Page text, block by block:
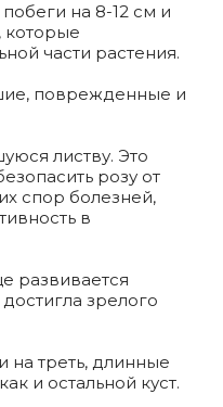
на 8-12 см и
которые
части растения.
поврежденные и
листву. Это
розу от
спор болезней,
в
развивается
зрелого
на треть, длинные
и остальной куст.